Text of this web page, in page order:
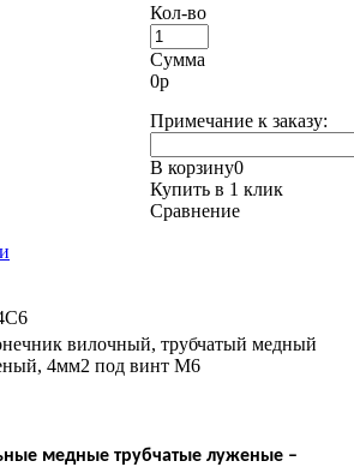
Кол-во
Сумма
0р
Примечание к заказу:
В корзину0
Купить в 1 клик
Сравнение
вилочный, трубчатый медный
4мм2 под винт М6
медные трубчатые луженые –